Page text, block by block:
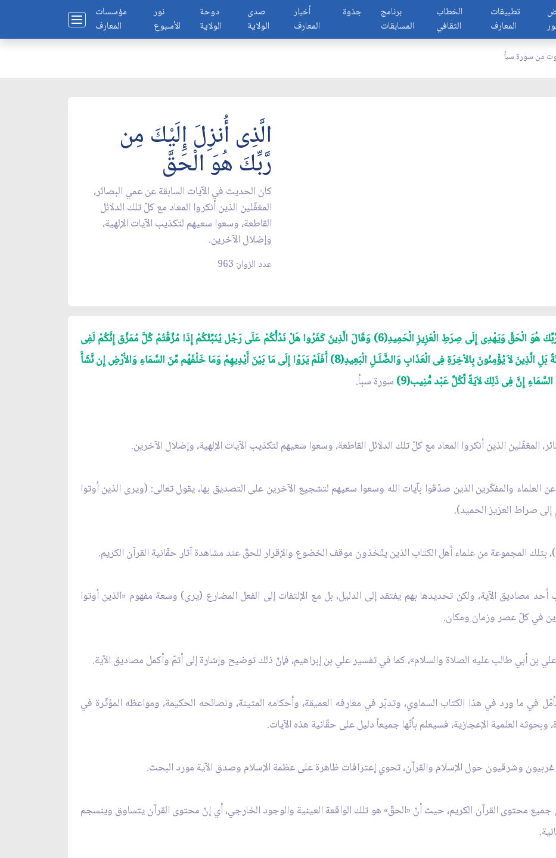
مؤسسات
المعارف
نور
الأسبوع
دوحة
الولاية
صدى
الولاية
أخبار
المعارف
جذوة
برنامج
المسابقات
الخطاب
الثقافي
تطبيقات
المعارف
من سورة سبأ
الَّذِى أُنزِلَ إِلَيْكَ مِن
رَّبِّكَ هُوَ الْحَقَّ
كان الحديث في الآيات السابقة عن عمي البصائر،
المغفّلين الذين أنكروا المعاد مع كلّ تلك الدلائل
القاطعة، وسعوا سعيهم لتكذيب الآيات الإلهية،
وإضلال الآخرين.
عدد الزوار: 963
وَيَرَى الَّذِينَ أُوتُوا الْعِلْمَ الَّذِى أُنزِلَ إِلَيْكَ مِن رَّبِّكَ هُوَ الْحَقَّ وَيَهْدِى إِلَى صِرَطِ الْعَزِيزِ الْحَمِيدِ(6) وَقَالَ الَّذِينَ كَفَرُوا هَلْ نَدُلُّكُمْ عَلَى رَجُل يُنَبِّئُكُمْ إِذَا مُزِّقْتُمْ كُلَّ مُمَزَّق إِنَّكُمْ لَفِى
خَلْق جَدِيد(7) أَفْتَرَى عَلَى اللهِ كَذِباً أَم بِهِ جِنَّةٌ بَلِ الَّذِينَ لاَ يُؤْمِنُونَ بِالاْخِرَةِ فِى الْعَذَابِ وَالضَّلَـلِ الْبَعِيدِ(8) أَفَلَمْ يَرَوْا إِلَى مَا بَيْنَ أَيْدِيهِمْ وَمَا خَلْفَهُم مِّنَ السَّمَاءِ وَالاَْرْضِ إِن نَّشَأَ
إِنَّ فِى ذَلِكَ لاَيَةً لِّكُلِّ عَبْد مُّنِيب(9)
سورة سبأ.
المغفّلين الذين أنكروا المعاد مع كلّ تلك الدلائل القاطعة، وسعوا سعيهم لتكذيب الآيات الإلهية، وإضلال الآخرين.
والمفكّرين الذين صدّقوا بآيات الله وسعوا سعيهم لتشجيع الآخرين على التصديق بها، يقول تعالى: (ويرى الذين اُوتوا
صراط العزيز الحميد).
بتلك المجموعة من علماء أهل الكتاب الذين يتّخذون موقف الخضوع والإقرار للحقّ عند مشاهدة آثار حقّانية القرآن الكريم.
مصاديق الآية، ولكن تحديدها بهم يفتقد إلى الدليل، بل مع الإلتفات إلى الفعل المضارع (يرى) وسعة مفهوم «الذين اُوتوا
في كلّ عصر وزمان ومكان.
بن أبي طالب عليه الصلاة والسلام»، كما في تفسير علي بن إبراهيم، فإنّ ذلك توضيح وإشارة إلى أتمّ وأكمل مصاديق الآية.
ما ورد في هذا الكتاب السماوي، وتدبّر في معارفه العميقة، وأحكامه المتينة، ونصائحه الحكيمة، ومواعظه المؤثّرة في
العلمية الإعجازية، فسيعلم بأنّها جميعاً دليل على حقّانية هذه الآيات.
غربيون وشرقيون حول الإسلام والقرآن، تحوي إعترافات ظاهرة على عظمة الإسلام وصدق الآية مورد البحث.
جميع محتوى القرآن الكريم، حيث أنّ «الحقّ» هو تلك الواقعة العينية والوجود الخارجي، أي إنّ محتوى القرآن يتساوق وينسجم